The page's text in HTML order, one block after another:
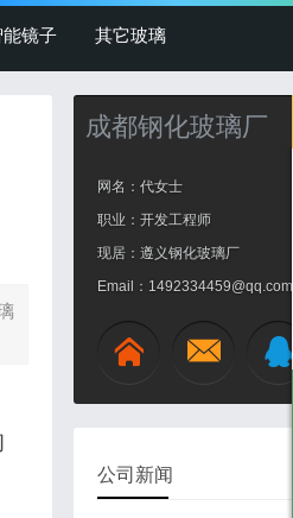
能镜子 其它玻璃
成都钢化玻璃厂
网名：代女士
职业：开发工程师
现居：遵义钢化玻璃厂
Email：1492334459@qq.com
成
都
公司新闻